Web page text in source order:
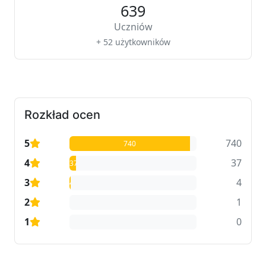
639
Uczniów
+ 52 użytkowników
Rozkład ocen
5 740
740
4
37
37
3
4
4
2
1
1
0